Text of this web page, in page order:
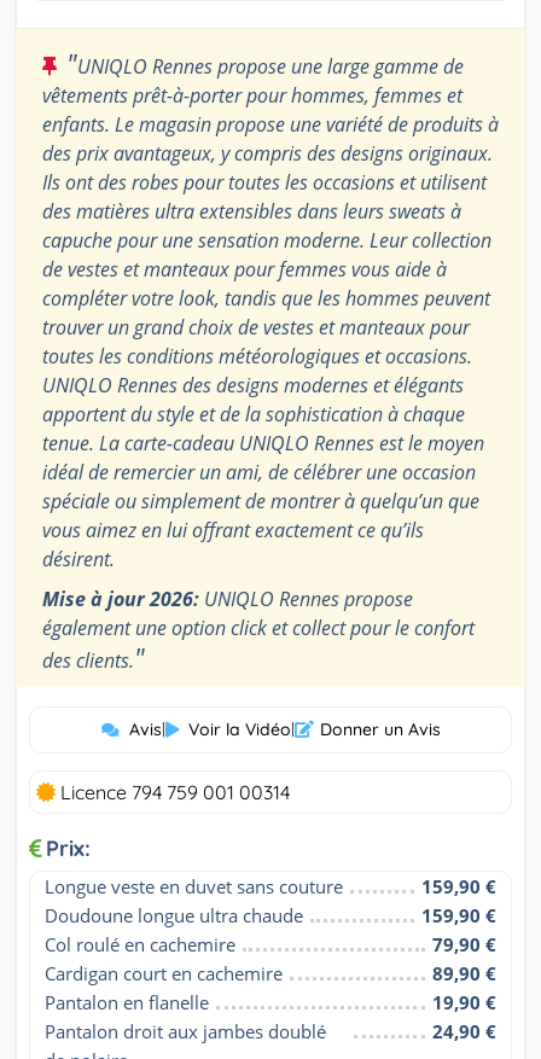
"UNIQLO Rennes propose une large gamme de
vêtements prêt-à-porter pour hommes, femmes et
enfants. Le magasin propose une variété de produits à
des prix avantageux, y compris des designs originaux.
Ils ont des robes pour toutes les occasions et utilisent
des matières ultra extensibles dans leurs sweats à
capuche pour une sensation moderne. Leur collection
de vestes et manteaux pour femmes vous aide à
compléter votre look, tandis que les hommes peuvent
trouver un grand choix de vestes et manteaux pour
toutes les conditions météorologiques et occasions.
UNIQLO Rennes des designs modernes et élégants
apportent du style et de la sophistication à chaque
tenue. La carte-cadeau UNIQLO Rennes est le moyen
idéal de remercier un ami, de célébrer une occasion
spéciale ou simplement de montrer à quelqu’un que
vous aimez en lui offrant exactement ce qu’ils
désirent.
Mise à jour 2026: UNIQLO Rennes propose
également une option click et collect pour le confort
des clients."
Avis| Voir la Vidéo| Donner un Avis
Licence 794 759 001 00314
Prix:
Longue veste en duvet sans couture
159,90 €
Doudoune longue ultra chaude
159,90 €
Col roulé en cachemire
79,90 €
Cardigan court en cachemire
89,90 €
Pantalon en flanelle
19,90 €
Pantalon droit aux jambes doublé
24,90 €